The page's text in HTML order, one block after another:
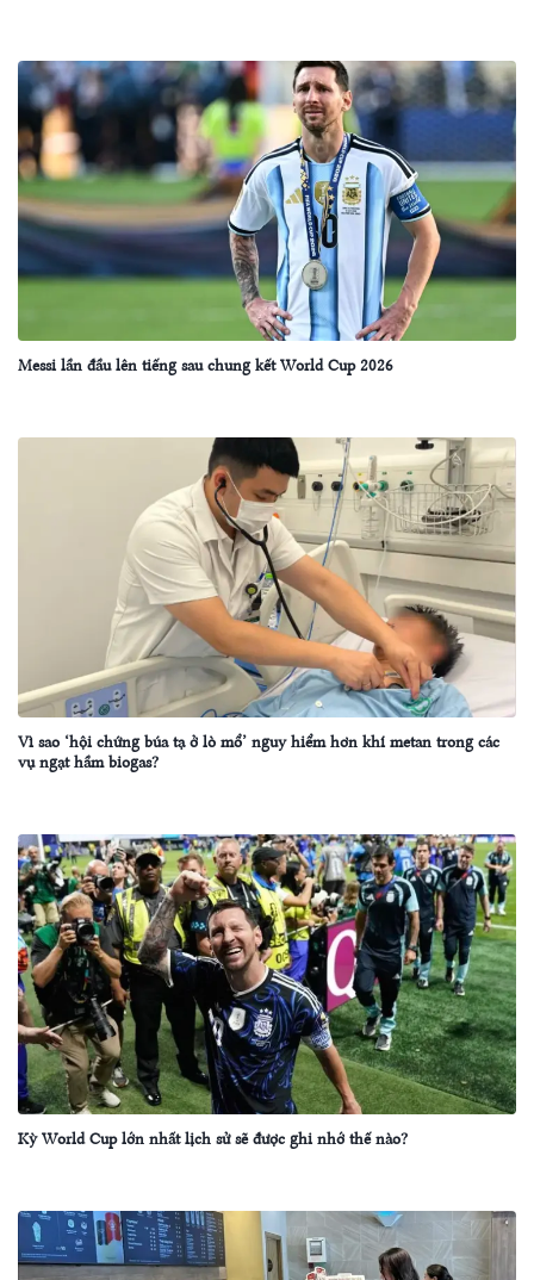
Messi lần đầu lên tiếng sau chung kết World Cup 2026
Vì sao ‘hội chứng búa tạ ở lò mổ’ nguy hiểm hơn khí metan trong các
vụ ngạt hầm biogas?
Kỳ World Cup lớn nhất lịch sử sẽ được ghi nhớ thế nào?